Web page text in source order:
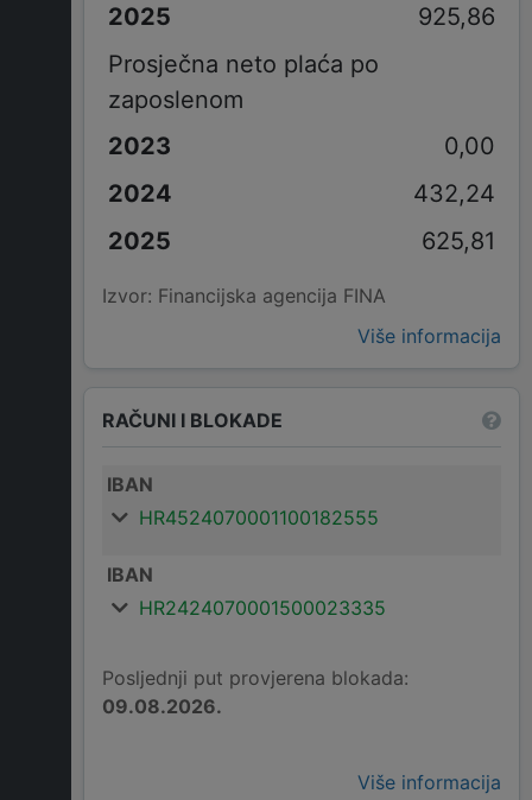
925,86
Prosječna neto plaća po
zaposlenom
0,00
432,24
625,81
Izvor: Financijska agencija FINA
Više informacija
RAČUNI I BLOKADE
IBAN
HR4524070001100182555
IBAN
HR2424070001500023335
Posljednji put provjerena blokada:
09.08.2026.
Više informacija